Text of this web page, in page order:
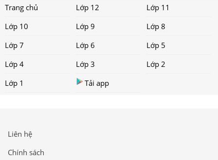
Trang chủ Lớp 12
Lớp 11
Lớp 10
Lớp 9
Lớp 8
Lớp 7
Lớp 6
Lớp 5
Lớp 4
Lớp 3
Lớp 2
Lớp 1
Tải app
Liên hệ
Chính sách